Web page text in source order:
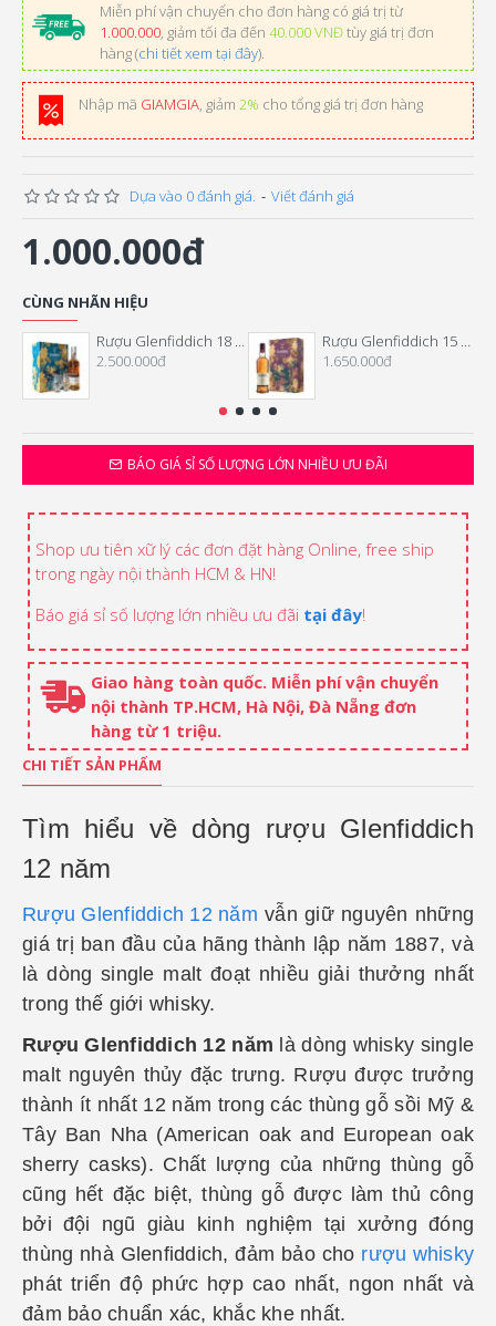
Miễn phí vận chuyển cho đơn hàng có giá trị từ
1.000.000, giảm tối đa đến 40.000 VNĐtùy giá trị đơn
hàng (chi tiết xem tại đây).
Nhập mã GIAMGIA, giảm 2% cho tổng giá trị đơn hàng
Dựa vào 0 đánh giá. - Viết đánh giá
1.000.000đ
BÁO GIÁ SỈ SỐ LƯỢNG LỚN NHIỀU ƯU ĐÃI
CÙNG NHÃN HIỆU
Rượu Glenfiddich 18 Năm Hộp Quà Tết 2026
2.500.000đ
Rượu Glenfiddich 15 Năm Hộp Quà Tết 2026
1.650.000đ
Shop ưu tiên xữ lý các đơn đặt hàng Online, free ship
trong ngày nội thành HCM & HN!
Báo giá sỉ số lượng lớn nhiều ưu đãi tại đây!
Giao hàng toàn quốc. Miễn phí vận chuyển
nội thành TP.HCM, Hà Nội, Đà Nẵng đơn
hàng từ 1 triệu.
CHI TIẾT SẢN PHẨM
Tìm hiểu về dòng rượu Glenfiddich
12 năm
Rượu Glenfiddich 12 năm vẫn giữ nguyên những
giá trị ban đầu của hãng thành lập năm 1887, và
là dòng single malt đoạt nhiều giải thưởng nhất
trong thế giới whisky.
Rượu Glenfiddich 12 năm là dòng whisky single
malt nguyên thủy đặc trưng. Rượu được trưởng
thành ít nhất 12 năm trong các thùng gỗ sồi Mỹ &
Tây Ban Nha (American oak and European oak
sherry casks). Chất lượng của những thùng gỗ
cũng hết đặc biệt, thùng gỗ được làm thủ công
bởi đội ngũ giàu kinh nghiệm tại xưởng đóng
thùng nhà Glenfiddich, đảm bảo cho rượu whisky
phát triển độ phức hợp cao nhất, ngon nhất và
đảm bảo chuẩn xác, khắc khe nhất.